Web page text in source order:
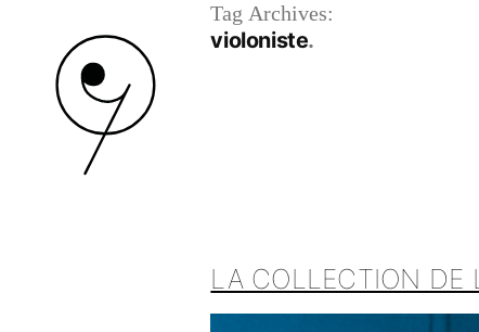
Tag Archives:
violoniste
LA COLLECTION DE